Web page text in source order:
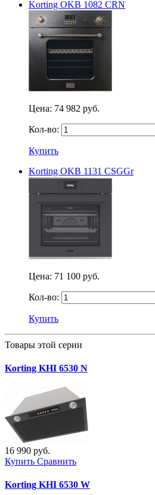
Korting OKB 1082 CRN
Цена: 74 982 руб.
Кол-во:
Купить
Korting OKB 1131 CSGGr
Цена: 71 100 руб.
Кол-во:
Купить
Товары этой серии
Korting KHI 6530 N
16 990 руб.
Купить Сравнить
Korting KHI 6530 W